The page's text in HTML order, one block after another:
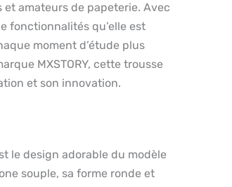
amateurs de papeterie. Avec
fonctionnalités qu’elle est
moment d’étude plus
MXSTORY, cette trousse
et son innovation.
le design adorable du modèle
souple, sa forme ronde et